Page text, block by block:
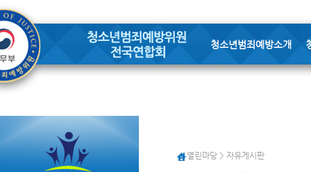
청소년범죄예방소개
열린마당 > 자유게시판